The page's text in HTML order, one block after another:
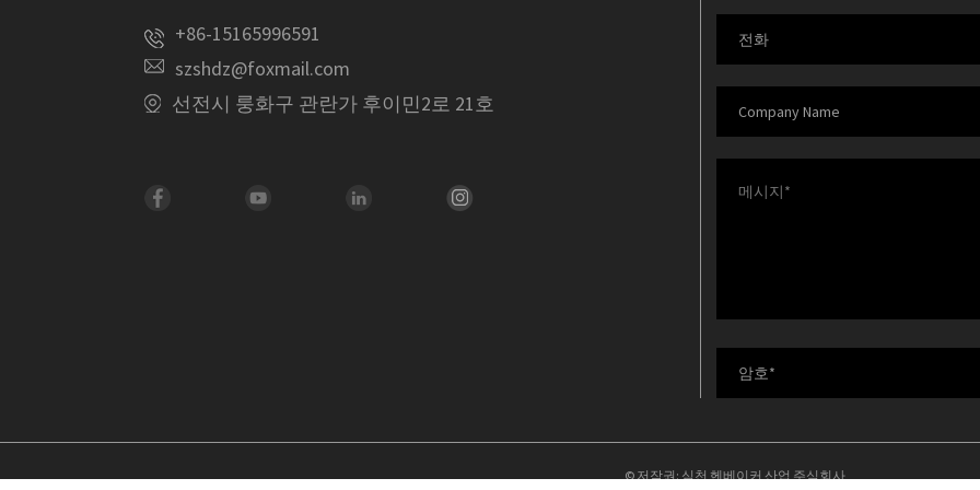
+86-15165996591
szshdz@foxmail.com
선전시 룽화구 관란가 후이민2로 21호
© 저작권: 심천 헨베이커 산업 주식회사